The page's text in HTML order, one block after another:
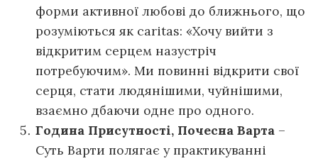
форми активної любові до ближнього, що
розуміються як caritas: «Хочу вийти з
відкритим серцем назустріч
потребуючим». Ми повинні відкрити свої
серця, стати людянішими, чуйнішими,
взаємно дбаючи одне про одного.
Година Присутності, Почесна Варта –
Суть Варти полягає у практикуванні